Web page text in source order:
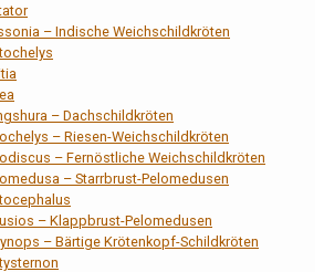
– Indische Weichschildkröten
– Dachschildkröten
– Riesen-Weichschildkröten
– Fernöstliche Weichschildkröten
– Starrbrust-Pelomedusen
– Klappbrust-Pelomedusen
– Bärtige Krötenkopf-Schildkröten